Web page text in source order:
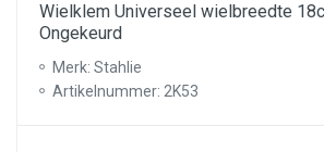
Wielklem Universeel wielbreedte
Ongekeurd
Merk: Stahlie
Artikelnummer: 2K53